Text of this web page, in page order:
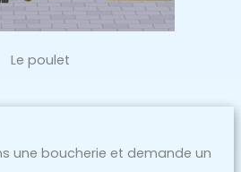
Le poulet
une boucherie et demande un